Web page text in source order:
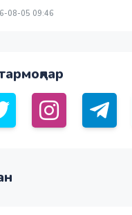
08-05 09:46